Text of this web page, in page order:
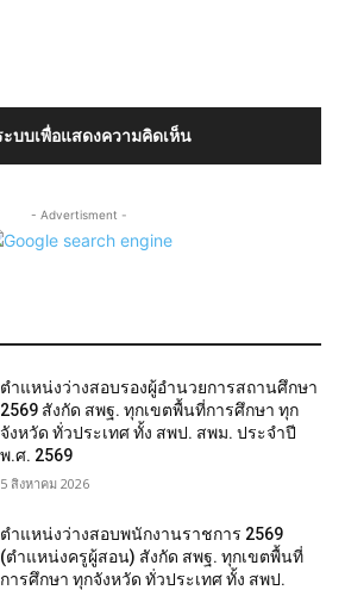
ะบบเพื่อแสดงความคิดเห็น
- Advertisment -
ตำแหน่งว่างสอบรองผู้อำนวยการสถานศึกษา
2569 สังกัด สพฐ. ทุกเขตพื้นที่การศึกษา ทุก
จังหวัด ทั่วประเทศ ทั้ง สพป. สพม. ประจำปี
พ.ศ. 2569
5 สิงหาคม 2026
ตำแหน่งว่างสอบพนักงานราชการ 2569
(ตำแหน่งครูผู้สอน) สังกัด สพฐ. ทุกเขตพื้นที่
การศึกษา ทุกจังหวัด ทั่วประเทศ ทั้ง สพป.